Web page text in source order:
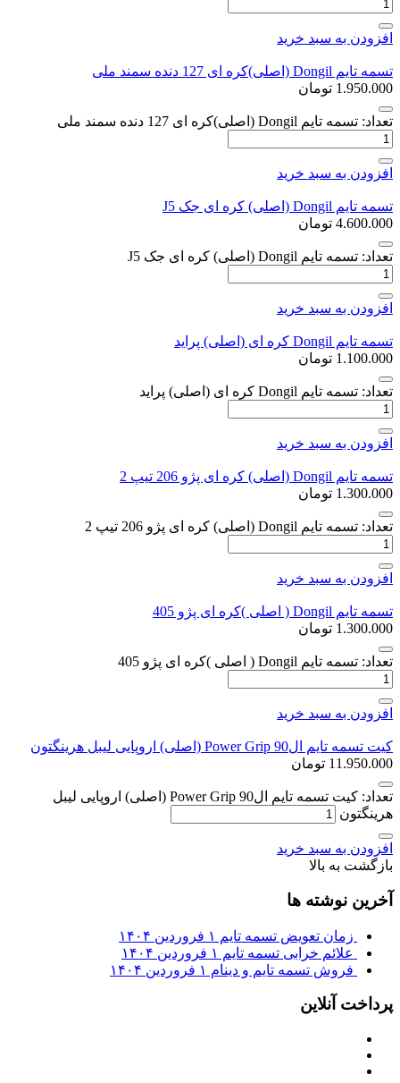
افزودن به سبد خرید
تسمه تایم Dongil (اصلی)کره ای 127 دنده سمند ملی
1.950.000 تومان
تعداد: تسمه تایم Dongil (اصلی)کره ای 127 دنده سمند ملی
افزودن به سبد خرید
تسمه تایم Dongil (اصلی) کره ای جک J5
4.600.000 تومان
تعداد: تسمه تایم Dongil (اصلی) کره ای جک J5
افزودن به سبد خرید
تسمه تایم Dongil کره ای (اصلی) پراید
1.100.000 تومان
تعداد: تسمه تایم Dongil کره ای (اصلی) پراید
افزودن به سبد خرید
تسمه تایم Dongil (اصلی) کره ای پژو 206 تیپ 2
1.300.000 تومان
تعداد: تسمه تایم Dongil (اصلی) کره ای پژو 206 تیپ 2
افزودن به سبد خرید
تسمه تایم Dongil ( اصلی )کره ای پژو 405
1.300.000 تومان
تعداد: تسمه تایم Dongil ( اصلی )کره ای پژو 405
افزودن به سبد خرید
کیت تسمه تایم ال90 Power Grip (اصلی) اروپایی لیبل هرینگتون
11.950.000 تومان
تعداد: کیت تسمه تایم ال90 Power Grip (اصلی) اروپایی لیبل
هرینگتون
افزودن به سبد خرید
بازگشت به بالا
آخرین نوشته ها
زمان تعویض تسمه تایم ۱ فروردین ۱۴۰۴
علائم خرابی تسمه تایم ۱ فروردین ۱۴۰۴
فروش تسمه تایم و دینام ۱ فروردین ۱۴۰۴
پرداخت آنلاین